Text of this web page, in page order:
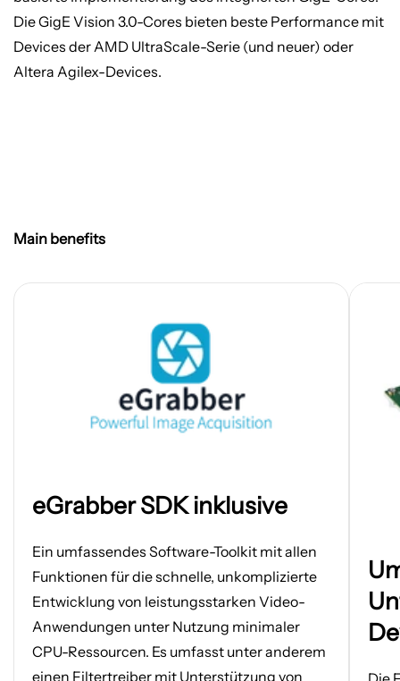
Die GigE Vision 3.0-Cores bieten beste Performance mit
Devices der AMD UltraScale-Serie (und neuer) oder
Altera Agilex-Devices.
Main benefits
neuen
Tab
öffnen
eGrabber
SDK
inklusive
eGrabber SDK inklusive
Ein umfassendes Software-Toolkit mit allen
Funktionen für die schnelle, unkomplizierte
Entwicklung von leistungsstarken Video-
Anwendungen unter Nutzung minimaler
CPU-Ressourcen. Es umfasst unter anderem
einen Filtertreiber mit Unterstützung von
einem
neuen